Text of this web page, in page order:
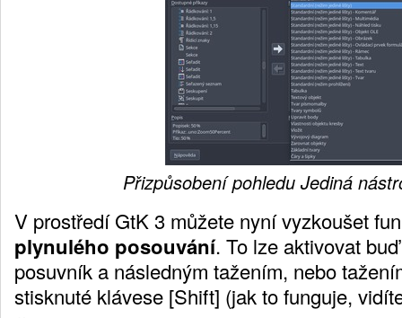
Přizpůsobení pohledu Jediná
V prostředí GtK 3 můžete nyní vyzkoušet
plynulého posouvání. To lze aktivovat
posuvník a následným tažením, nebo
stisknuté klávese [Shift] (jak to funguje,